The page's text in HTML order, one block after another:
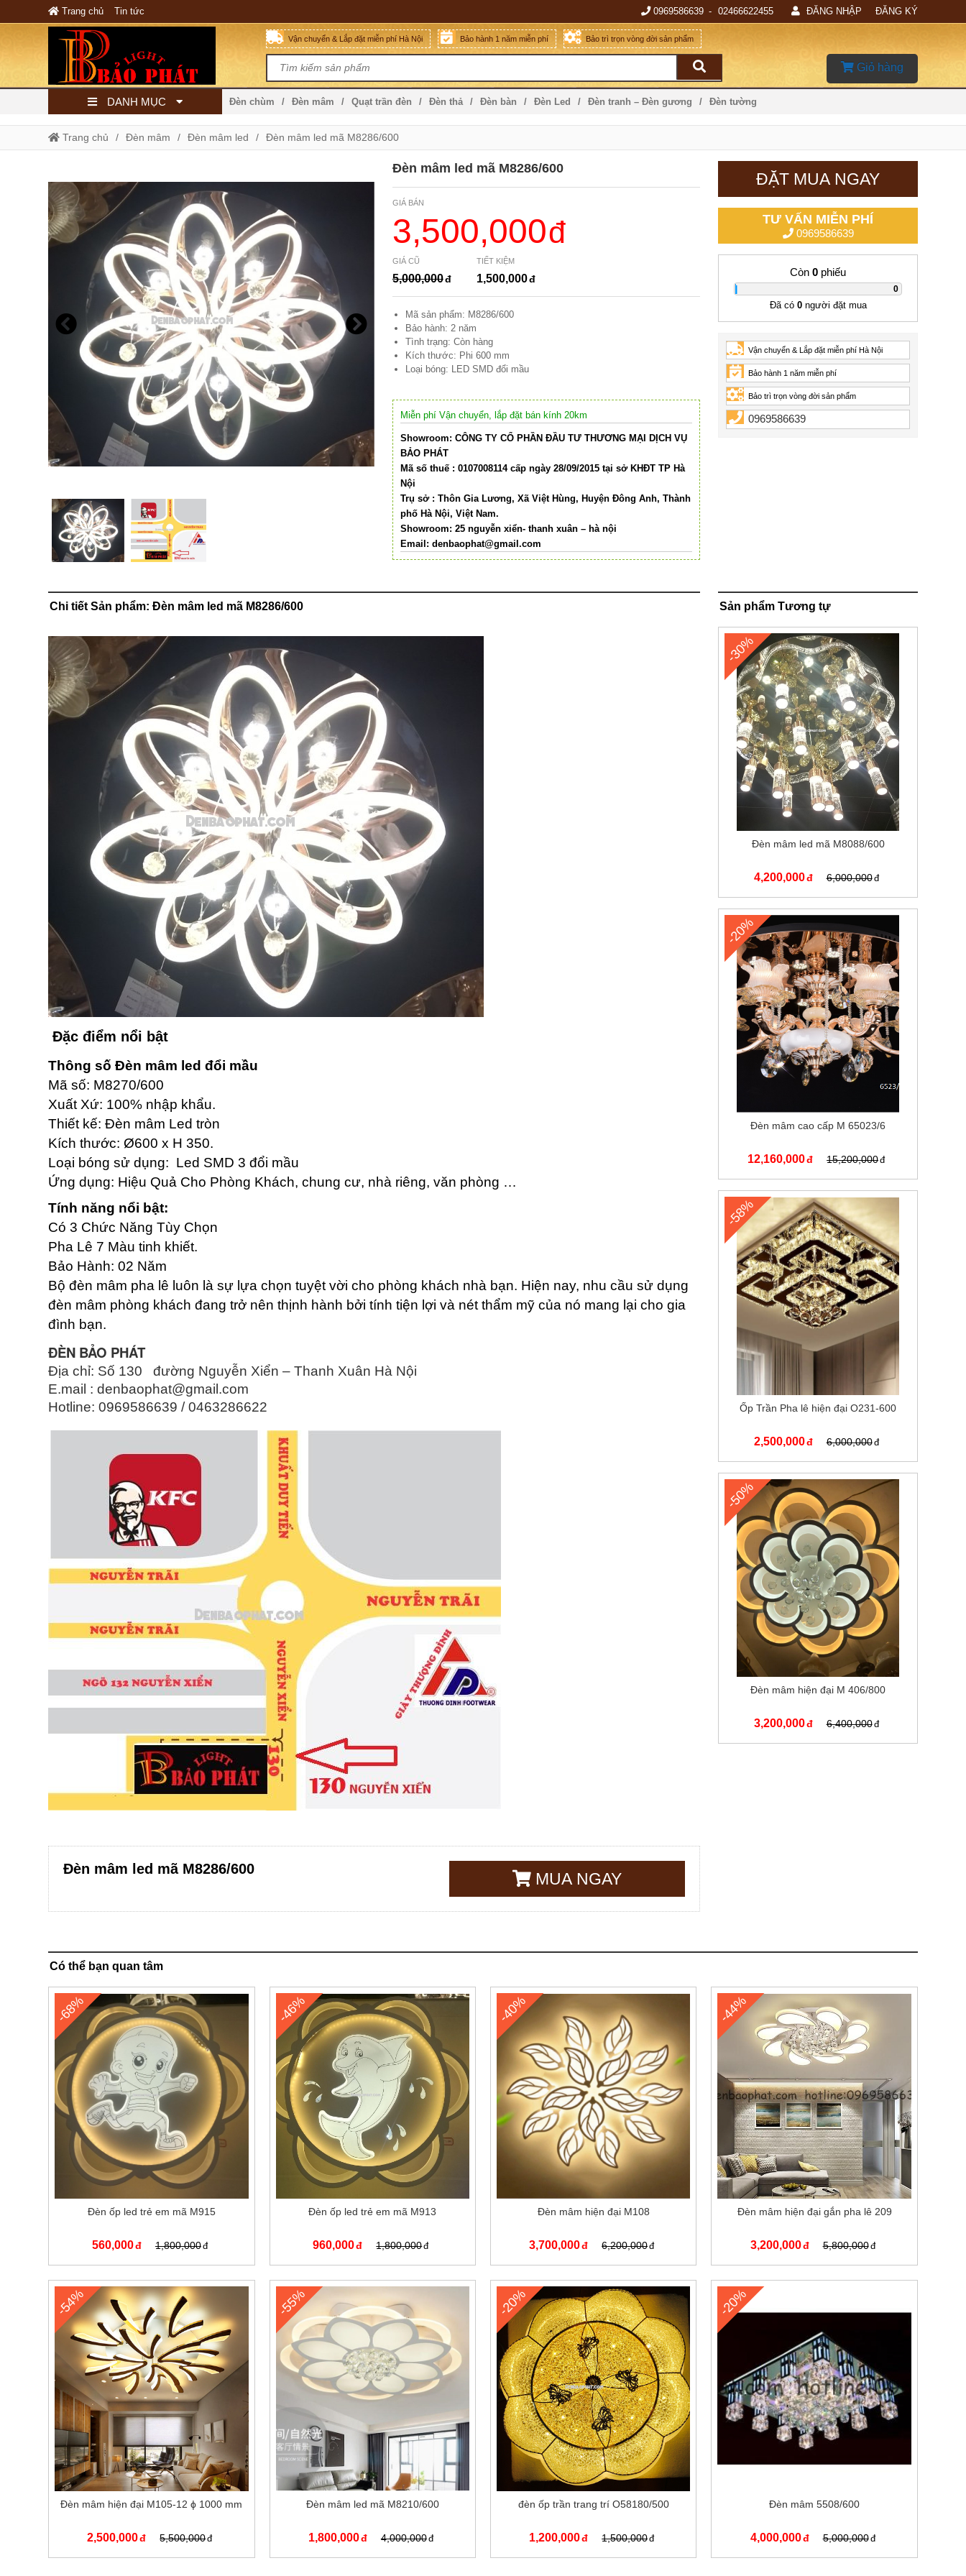
Trang chủ Tin tức 0969586639 02466622455 ĐĂNG NHẬP ĐĂNG KÝ
Vận chuyển & Lắp đặt miễn phí Hà Nội Bảo hành 1 năm miễn phí Bảo trì trọn vòng đời sản phẩm
Giỏ hàng
DANH MỤC Đèn chùm Đèn mâm Quạt trần đèn Đèn thả Đèn bàn Đèn Led Đèn tranh – Đèn gương Đèn tường
Trang chủ Đèn mâm Đèn mâm led Đèn mâm led mã M8286/600
Đèn mâm led mã M8286/600
GIÁ BÁN
3,500,000
GIÁ CŨ
5,000,000
TIẾT KIỆM
1,500,000
Mã sản phẩm: M8286/600
Bảo hành: 2 năm
Tình trạng: Còn hàng
Kích thước: Phi 600 mm
Loại bóng: LED SMD đổi mầu
Miễn phí Vận chuyển, lắp đặt bán kính 20km
Showroom: CÔNG TY CỔ PHẦN ĐẦU TƯ THƯƠNG MẠI DỊCH VỤ
BẢO PHÁT
Mã số thuế : 0107008114 cấp ngày 28/09/2015 tại sở KHĐT TP Hà
Nội
Trụ sở : Thôn Gia Lương, Xã Việt Hùng, Huyện Đông Anh, Thành
phố Hà Nội, Việt Nam.
Showroom: 25 nguyễn xiển- thanh xuân – hà nội
Email: denbaophat@gmail.com
ĐẶT MUA NGAY
TƯ VẤN MIỄN PHÍ
0969586639
Còn0 phiếu
0
Đã có 0người đặt mua
Vận chuyển & Lắp đặt miễn phí Hà Nội
Bảo hành 1 năm miễn phí
Bảo trì trọn vòng đời sản phẩm
0969586639
Chi tiết Sản phẩm: Đèn mâm led mã M8286/600
Đặc điểm nổi bật
Thông số Đèn mâm led đổi mầu
Mã số: M8270/600
Xuất Xứ: 100% nhập khẩu.
Thiết kế: Đèn mâm Led tròn
Kích thước: Ø600 x H 350.
Loại bóng sử dụng: Led SMD 3 đổi mầu
Ứng dụng: Hiệu Quả Cho Phòng Khách, chung cư, nhà riêng, văn phòng …
Tính năng nổi bật:
Có 3 Chức Năng Tùy Chọn
Pha Lê 7 Màu tinh khiết.
Bảo Hành: 02 Năm
Bộ đèn mâm pha lê luôn là sự lựa chọn tuyệt vời cho phòng khách nhà bạn. Hiện nay, nhu cầu sử dụng
đèn mâm phòng khách đang trở nên thịnh hành bởi tính tiện lợi và nét thẩm mỹ của nó mang lại cho gia
đình bạn.
ĐÈN BẢO PHÁT
Địa chỉ: Số 130 đường Nguyễn Xiển – Thanh Xuân Hà Nội
E.mail :denbaophat@gmail.com
Hotline: 0969586639 / 0463286622
Đèn mâm led mã M8286/600
MUA NGAY
Sản phẩm Tương tự
-30%
Đèn mâm led mã M8088/600
4,200,000 6,000,000
-20%
Đèn mâm cao cấp M 65023/6
12,160,000 15,200,000
-58%
Ốp Trần Pha lê hiện đại O231-600
2,500,000 6,000,000
-50%
Đèn mâm hiện đại M 406/800
3,200,000 6,400,000
Có thể bạn quan tâm
-68%
Đèn ốp led trẻ em mã M915
560,000 1,800,000
-46%
Đèn ốp led trẻ em mã M913
960,000 1,800,000
-40%
Đèn mâm hiện đại M108
3,700,000 6,200,000
-44%
Đèn mâm hiện đại gắn pha lê 209
3,200,000 5,800,000
-54%
Đèn mâm hiện đại M105-12 ϕ 1000 mm
2,500,000 5,500,000
-55%
Đèn mâm led mã M8210/600
1,800,000 4,000,000
-20%
đèn ốp trần trang trí O58180/500
1,200,000 1,500,000
-20%
Đèn mâm 5508/600
4,000,000 5,000,000